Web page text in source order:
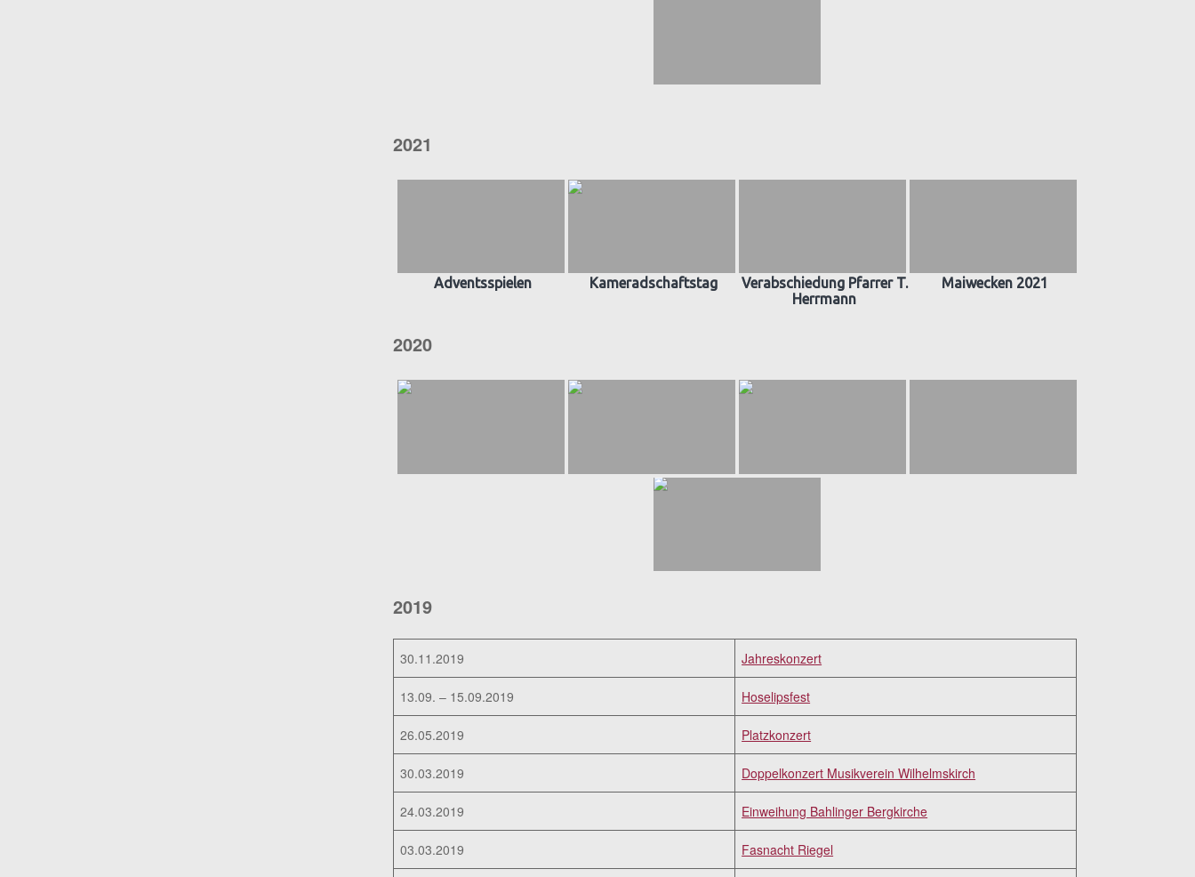
2021
Adventsspielen Kameradschaftstag
Verabschiedung Pfarrer T.
Herrmann
Maiwecken 2021
2020
2019
30.11.2019 Jahreskonzert
13.09. – 15.09.2019 Hoselipsfest
26.05.2019 Platzkonzert
30.03.2019 Doppelkonzert Musikverein Wilhelmskirch
24.03.2019 Einweihung Bahlinger Bergkirche
03.03.2019 Fasnacht Riegel